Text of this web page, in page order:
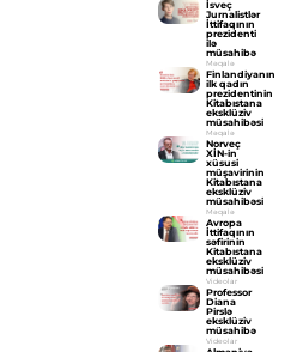
İsveç
Jurnalistlər
İttifaqının
prezidenti
ilə
müsahibə
Məqalə
Finlandiyanın
ilk qadın
prezidentinin
Kitabıstana
eksklüziv
müsahibəsi
Məqalə
Norveç
XİN-in
xüsusi
müşavirinin
Kitabıstana
eksklüziv
müsahibəsi
Məqalə
Avropa
İttifaqının
səfirinin
Kitabıstana
eksklüziv
müsahibəsi
Videolar
Professor
Diana
Pirslə
eksklüziv
müsahibə
Videolar